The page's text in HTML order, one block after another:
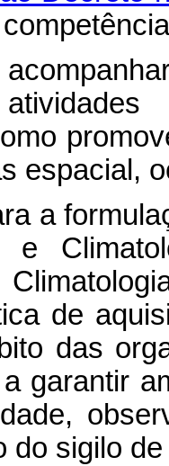
espacial,
a
e
de
das
garantir
do sigilo